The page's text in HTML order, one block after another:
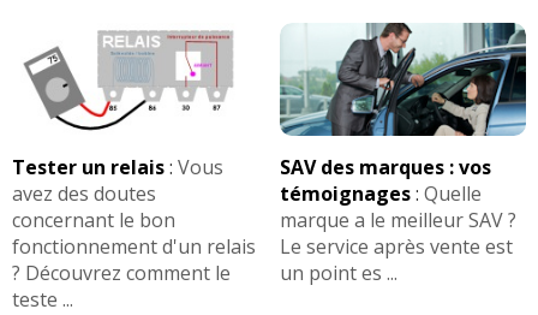
Tester un relais: Vous
avez des doutes
concernant le bon
fonctionnement d'un relais
? Découvrez comment le
teste ...
SAV des marques : vos
témoignages: Quelle
marque a le meilleur SAV ?
Le service après vente est
un point es ...